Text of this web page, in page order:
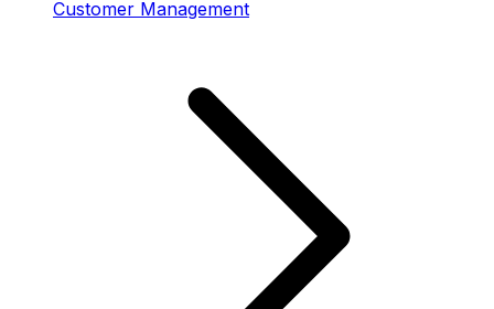
Customer Management